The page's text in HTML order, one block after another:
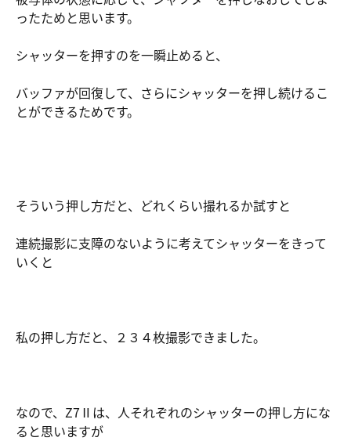
ったためと思います。
シャッターを押すのを一瞬止めると、
バッファが回復して、さらにシャッターを押し続けるこ
とができるためです。
そういう押し方だと、どれくらい撮れるか試すと
連続撮影に支障のないように考えてシャッターをきって
いくと
私の押し方だと、２３４枚撮影できました。
なので、Z7Ⅱは、人それぞれのシャッターの押し方にな
ると思いますが